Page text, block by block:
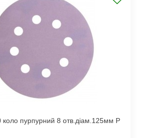
коло пурпурний 8 отв.діам.125мм Р